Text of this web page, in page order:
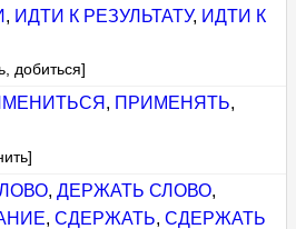
, ИДТИ К РЕЗУЛЬТАТУ, ИДТИ К
добиться]
, ПРИМЕНЯТЬ,
, ДЕРЖАТЬ СЛОВО,
,СДЕРЖАТЬ,СДЕРЖАТЬ